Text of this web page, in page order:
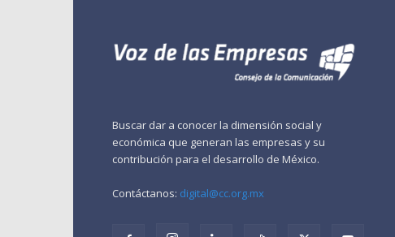
Buscar dar a conocer la dimensión social y
económica que generan las empresas y su
contribución para el desarrollo de México.
Contáctanos: digital@cc.org.mx